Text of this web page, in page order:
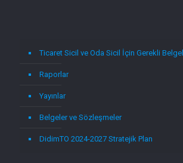
Ticaret Sicil ve Oda Sicil İçin Gerekli
Raporlar
Yayınlar
Belgeler ve Sözleşmeler
DidimTO 2024-2027 Stratejik Plan